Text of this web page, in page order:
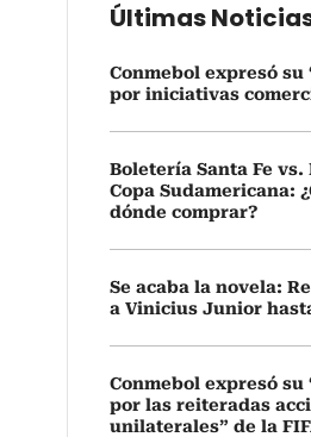
Últimas
Conmebol expresó su
por iniciativas
Boletería Santa Fe
Copa Sudamericana:
dónde comprar?
Se acaba la novela:
a Vinicius Junior
Conmebol expresó su
por las reiteradas
unilaterales” de la